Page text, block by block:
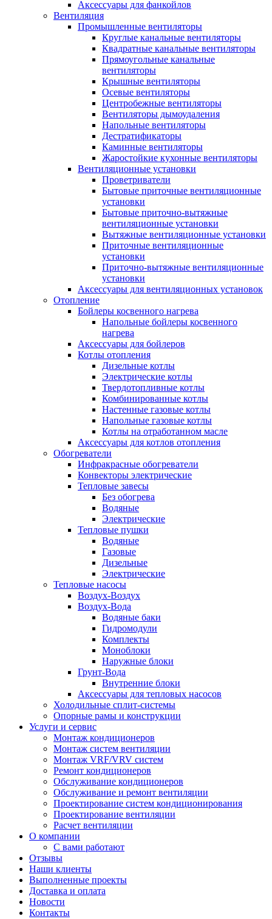
Аксессуары для фанкойлов
Вентиляция
Промышленные вентиляторы
Круглые канальные вентиляторы
Квадратные канальные вентиляторы
Прямоугольные канальные
вентиляторы
Крышные вентиляторы
Осевые вентиляторы
Центробежные вентиляторы
Вентиляторы дымоудаления
Напольные вентиляторы
Дестратификаторы
Каминные вентиляторы
Жаростойкие кухонные вентиляторы
Вентиляционные установки
Проветриватели
Бытовые приточные вентиляционные
установки
Бытовые приточно-вытяжные
вентиляционные установки
Вытяжные вентиляционные установки
Приточные вентиляционные
установки
Приточно-вытяжные вентиляционные
установки
Аксессуары для вентиляционных установок
Отопление
Бойлеры косвенного нагрева
Напольные бойлеры косвенного
нагрева
Аксессуары для бойлеров
Котлы отопления
Дизельные котлы
Электрические котлы
Твердотопливные котлы
Комбинированные котлы
Настенные газовые котлы
Напольные газовые котлы
Котлы на отработанном масле
Аксессуары для котлов отопления
Обогреватели
Инфракрасные обогреватели
Конвекторы электрические
Тепловые завесы
Без обогрева
Водяные
Электрические
Тепловые пушки
Водяные
Газовые
Дизельные
Электрические
Тепловые насосы
Воздух-Воздух
Воздух-Вода
Водяные баки
Гидромодули
Комплекты
Моноблоки
Наружные блоки
Грунт-Вода
Внутренние блоки
Аксессуары для тепловых насосов
Холодильные сплит-системы
Опорные рамы и конструкции
Услуги и сервис
Монтаж кондиционеров
Монтаж систем вентиляции
Монтаж VRF/VRV систем
Ремонт кондиционеров
Обслуживание кондиционеров
Обслуживание и ремонт вентиляции
Проектирование систем кондиционирования
Проектирование вентиляции
Расчет вентиляции
О компании
С вами работают
Отзывы
Наши клиенты
Выполненные проекты
Доставка и оплата
Новости
Контакты